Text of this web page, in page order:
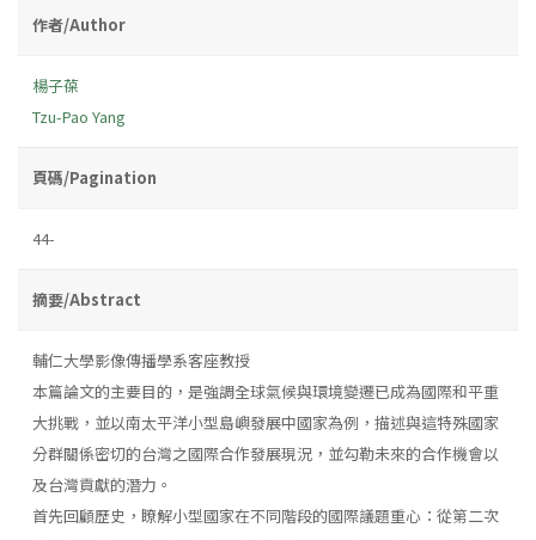
作者/Author
楊子葆
Tzu-Pao Yang
頁碼/Pagination
44-
摘要/Abstract
輔仁大學影像傳播學系客座教授
本篇論文的主要目的，是強調全球氣候與環境變遷已成為國際和平重
大挑戰，並以南太平洋小型島嶼發展中國家為例，描述與這特殊國家
分群關係密切的台灣之國際合作發展現況，並勾勒未來的合作機會以
及台灣貢獻的潛力。
首先回顧歷史，瞭解小型國家在不同階段的國際議題重心：從第二次